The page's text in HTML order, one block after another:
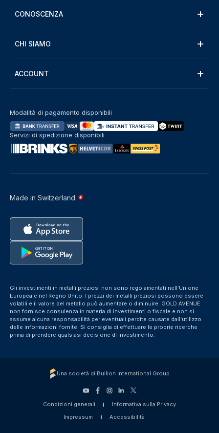
CONOSCENZA
CHI SIAMO
ACCOUNT
Made in Switzerland
Modalità di pagamento disponibili
Servizi di spedizione disponibili
Gli investimenti in metalli preziosi non sono regolamentati nell'Unione
Europea e nel Regno Unito. I prezzi dei metalli preziosi possono essere
volatili e il valore del metallo può aumentare o diminuire. GOLD AVENUE
non fornisce consulenza in materia di investimenti o fiscale e non si
assume alcuna responsabilità per eventuali perdite causate dall'utilizzo
delle informazioni fornite. Si consiglia di effettuare le proprie ricerche
prima di prendere qualsiasi decisione di investimento.
Una società di Bullion International Group
Condizioni generali
Informativa sulla Privacy
Impressum
Accessibilità